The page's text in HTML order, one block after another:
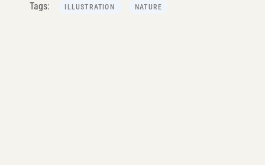
Tags: ILLUSTRATION NATURE